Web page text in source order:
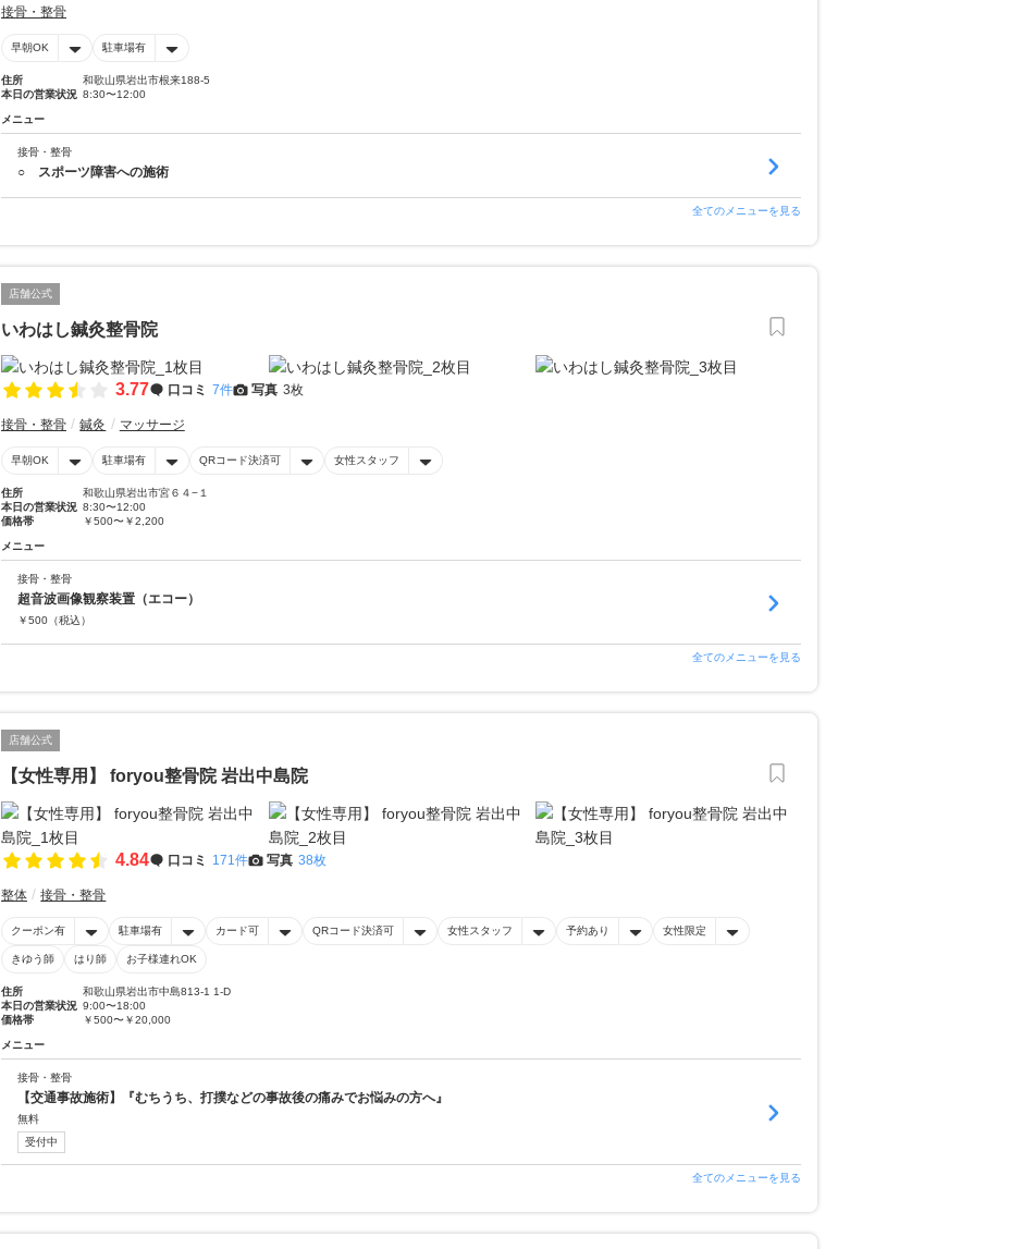
接骨・整骨
早朝OK 駐車場有
住所
和歌山県岩出市根来188-5
本日の営業状況 8:30〜12:00
メニュー
接骨・整骨
○ スポーツ障害への施術
全てのメニューを見る
店舗公式
いわはし鍼灸整骨院
3.77 口コミ 7件 写真 3枚
接骨・整骨 鍼灸 マッサージ
早朝OK 駐車場有 QRコード決済可 女性スタッフ
住所
和歌山県岩出市宮６４−１
本日の営業状況 8:30〜12:00
価格帯
￥500〜￥2,200
メニュー
接骨・整骨
超音波画像観察装置（エコー）
￥500 （税込）
全てのメニューを見る
店舗公式
【女性専用】 foryou整骨院 岩出中島院
4.84 口コミ 171件 写真 38枚
整体 接骨・整骨
クーポン有 駐車場有 カード可 QRコード決済可 女性スタッフ 予約あり 女性限定
きゆう師 はり師 お子様連れOK
住所
和歌山県岩出市中島813-1 1-D
本日の営業状況 9:00〜18:00
価格帯
￥500〜￥20,000
メニュー
接骨・整骨
【交通事故施術】『むちうち、打撲などの事故後の痛みでお悩みの方へ』
無料
受付中
全てのメニューを見る